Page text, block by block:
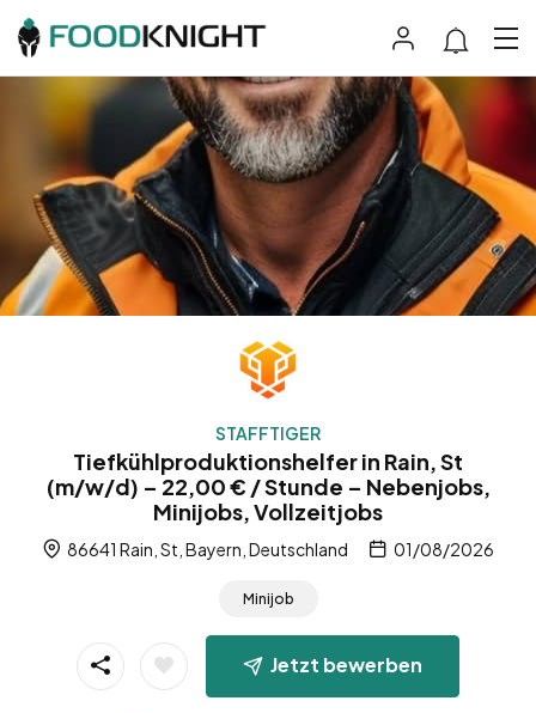
STAFFTIGER
Tiefkühlproduktionshelfer in Rain, St
(m/w/d) – 22,00 € / Stunde – Nebenjobs,
Minijobs, Vollzeitjobs
86641 Rain, St, Bayern, Deutschland 01/08/2026
Minijob
Jetzt bewerben